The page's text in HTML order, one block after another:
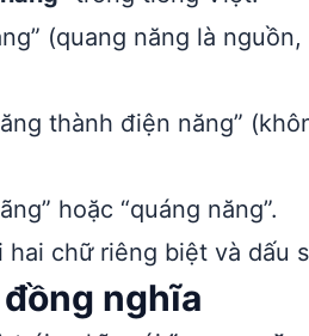
(quang năng là
thành điện năng”
hoặc “quáng năng”.
chữ riêng biệt và dấu
nghĩa